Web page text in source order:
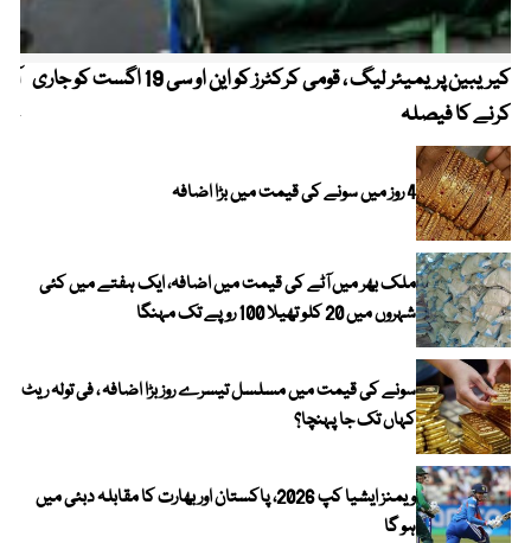
کیریبین پریمیئر لیگ ، قومی کرکٹرز کو این او سی 19 اگست کو جاری
کرنے کا فیصلہ
4 روز میں سونے کی قیمت میں بڑا اضافہ
ملک بھر میں آٹے کی قیمت میں اضافہ، ایک ہفتے میں کئی
شہروں میں 20 کلو تھیلا 100 روپے تک مہنگا
سونے کی قیمت میں مسلسل تیسرے روز بڑا اضافہ ، فی تولہ ریٹ
کہاں تک جا پہنچا؟
ویمنز ایشیا کپ 2026، پاکستان اور بھارت کا مقابلہ دبئی میں
ہو گا